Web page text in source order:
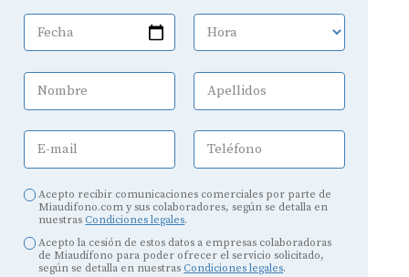
Fecha Hora
Nombre Apellidos
E-mail Teléfono
Acepto recibir comunicaciones comerciales por parte de
Miaudifono.com y sus colaboradores, según se detalla en
nuestras Condiciones legales.
Acepto la cesión de estos datos a empresas colaboradoras
de Miaudífono para poder ofrecer el servicio solicitado,
según se detalla en nuestras Condiciones legales.